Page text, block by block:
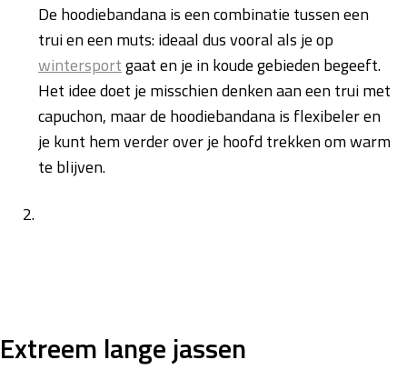
De hoodiebandana is een combinatie tussen een
trui en een muts: ideaal dus vooral als je op
wintersportgaat en je in koude gebieden begeeft.
Het idee doet je misschien denken aan een trui met
capuchon, maar de hoodiebandana is flexibeler en
je kunt hem verder over je hoofd trekken om warm
te blijven.
Extreem lange jassen